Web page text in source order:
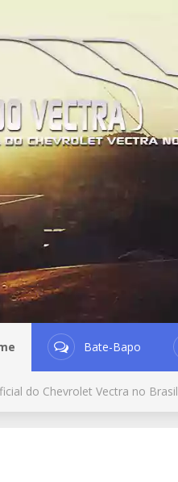
Bate-Bapo
do Chevrolet Vectra no Brasil